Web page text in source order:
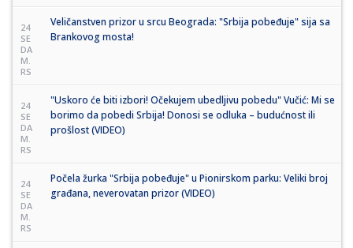
24
SE
DA
M.
RS
Veličanstven prizor u srcu Beograda: "Srbija pobeđuje" sija sa
Brankovog mosta!
24
SE
DA
M.
RS
"Uskoro će biti izbori! Očekujem ubedljivu pobedu" Vučić: Mi se
borimo da pobedi Srbija! Donosi se odluka – budućnost ili
prošlost (VIDEO)
24
SE
DA
M.
RS
Počela žurka "Srbija pobeđuje" u Pionirskom parku: Veliki broj
građana, neverovatan prizor (VIDEO)